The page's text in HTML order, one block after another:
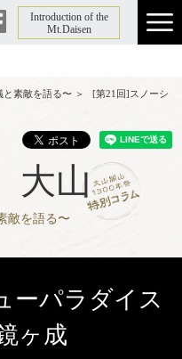
Facebook
Introduction of the
Mt.Daisen
素敵を語る〜 ＞ [第21回]スノーシ
大山
敵を語る〜
ーパラダイス
ヶ成